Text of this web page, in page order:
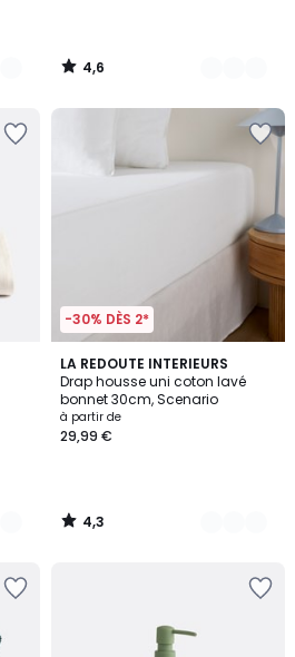
4,6
/
-30% DÈS 2*
LA REDOUTE INTERIEURS
Drap housse uni coton lavé
bonnet 30cm, Scenario
à partir de
29,99 €
4,3
/ 5
19
Couleurs
4,3
/